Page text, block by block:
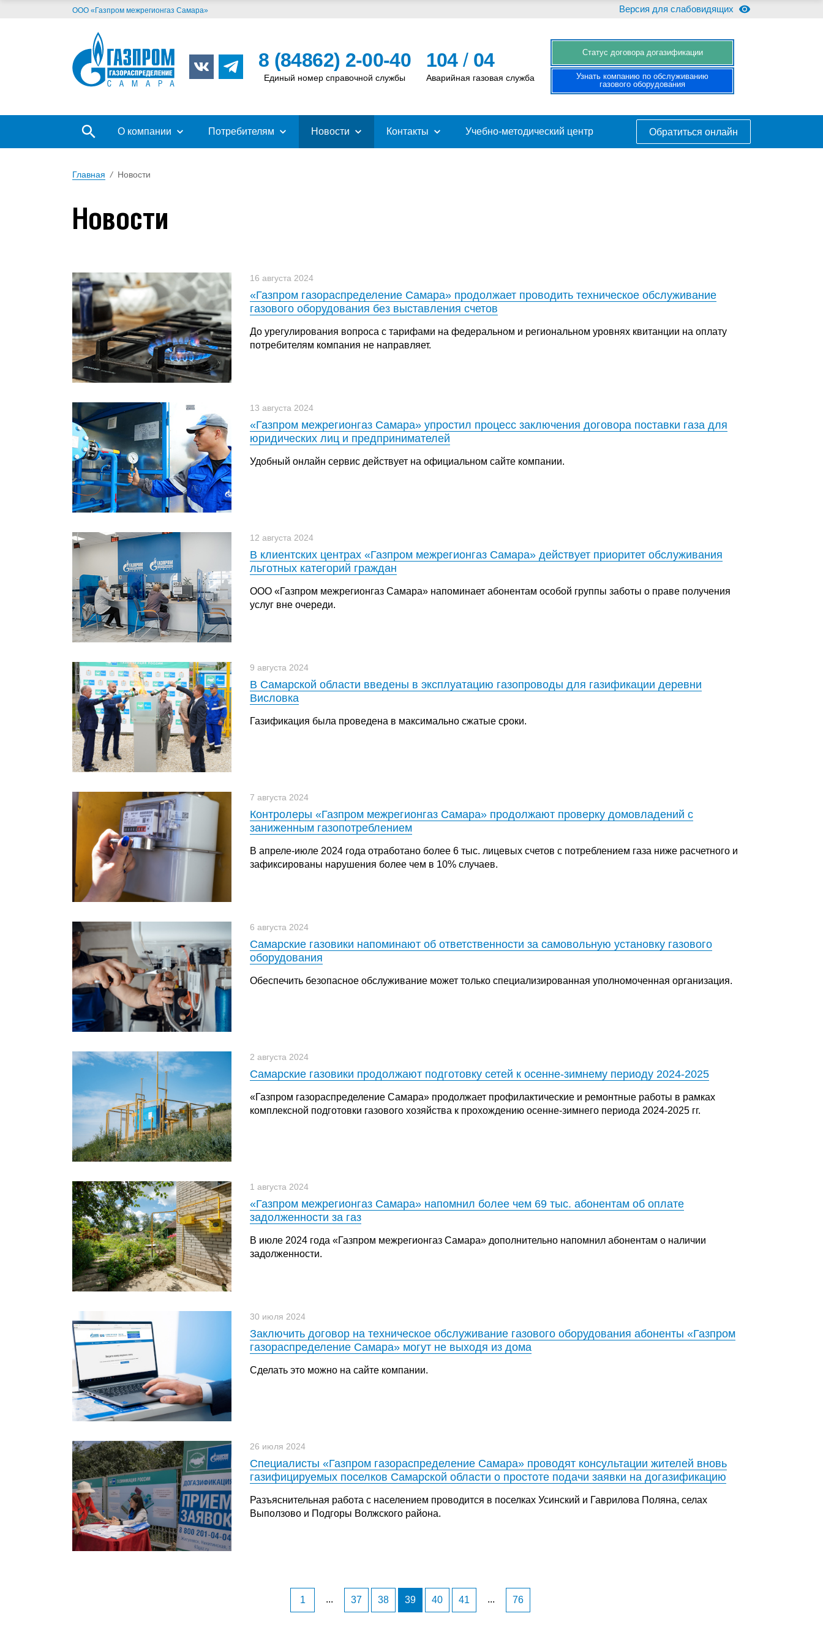
ООО «Газпром межрегионгаз Самара» Версия для слабовидящих
8 (84862) 2-00-40
Единый номер справочной службы
104/ 04
Аварийная газовая служба
Cтатус договора догазификации
Узнать компанию по обслуживанию
газового оборудования
О компании Потребителям Новости Контакты Учебно-методический центр Обратиться онлайн
Главная / Новости
Новости
16 августа 2024
«Газпром газораспределение Самара» продолжает проводить техническое обслуживание
газового оборудования без выставления счетов
До урегулирования вопроса с тарифами на федеральном и региональном уровнях квитанции на оплату
потребителям компания не направляет.
13 августа 2024
«Газпром межрегионгаз Самара» упростил процесс заключения договора поставки газа для
юридических лиц и предпринимателей
Удобный онлайн сервис действует на официальном сайте компании.
12 августа 2024
В клиентских центрах «Газпром межрегионгаз Самара» действует приоритет обслуживания
льготных категорий граждан
ООО «Газпром межрегионгаз Самара» напоминает абонентам особой группы заботы о праве получения
услуг вне очереди.
9 августа 2024
В Самарской области введены в эксплуатацию газопроводы для газификации деревни
Висловка
Газификация была проведена в максимально сжатые сроки.
7 августа 2024
Контролеры «Газпром межрегионгаз Самара» продолжают проверку домовладений с
заниженным газопотреблением
В апреле-июле 2024 года отработано более 6 тыс. лицевых счетов с потреблением газа ниже расчетного и
зафиксированы нарушения более чем в 10% случаев.
6 августа 2024
Самарские газовики напоминают об ответственности за самовольную установку газового
оборудования
Обеспечить безопасное обслуживание может только специализированная уполномоченная организация.
2 августа 2024
Самарские газовики продолжают подготовку сетей к осенне-зимнему периоду 2024-2025
«Газпром газораспределение Самара» продолжает профилактические и ремонтные работы в рамках
комплексной подготовки газового хозяйства к прохождению осенне-зимнего периода 2024-2025 гг.
1 августа 2024
«Газпром межрегионгаз Самара» напомнил более чем 69 тыс. абонентам об оплате
задолженности за газ
В июле 2024 года «Газпром межрегионгаз Самара» дополнительно напомнил абонентам о наличии
задолженности.
30 июля 2024
Заключить договор на техническое обслуживание газового оборудования абоненты «Газпром
газораспределение Самара» могут не выходя из дома
Сделать это можно на сайте компании.
26 июля 2024
Специалисты «Газпром газораспределение Самара» проводят консультации жителей вновь
газифицируемых поселков Самарской области о простоте подачи заявки на догазификацию
Разъяснительная работа с населением проводится в поселках Усинский и Гаврилова Поляна, селах
Выползово и Подгоры Волжского района.
1 ... 37 38 39 40 41 ... 76